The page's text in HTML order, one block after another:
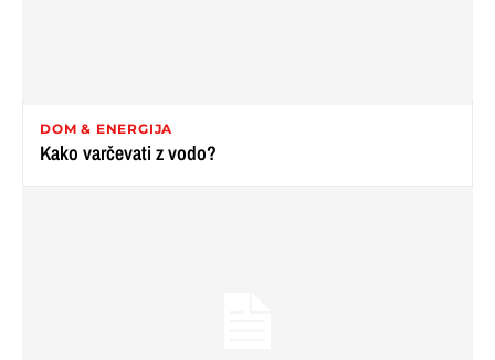
DOM & ENERGIJA
Kako varčevati z vodo?